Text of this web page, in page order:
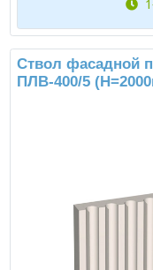
Ствол фасадной
ПЛВ-400/5